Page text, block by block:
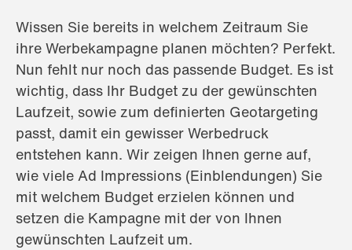
Wissen Sie bereits in welchem Zeitraum Sie
ihre Werbekampagne planen möchten? Perfekt.
Nun fehlt nur noch das passende Budget. Es ist
wichtig, dass Ihr Budget zu der gewünschten
Laufzeit, sowie zum definierten Geotargeting
passt, damit ein gewisser Werbedruck
entstehen kann. Wir zeigen Ihnen gerne auf,
wie viele Ad Impressions (Einblendungen) Sie
mit welchem Budget erzielen können und
setzen die Kampagne mit der von Ihnen
gewünschten Laufzeit um.